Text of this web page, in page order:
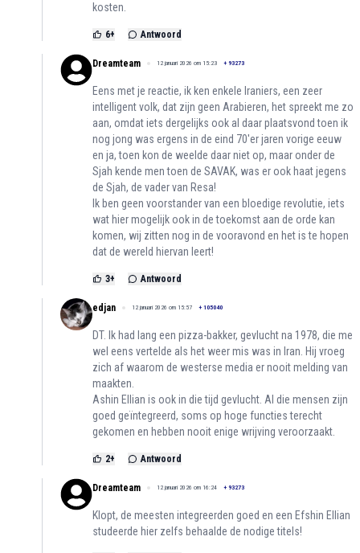
kosten.
6+ Antwoord
Dreamteam 12 januari 2026 om 15:23 + 93273
Eens met je reactie, ik ken enkele Iraniers, een zeer
intelligent volk, dat zijn geen Arabieren, het spreekt me zo
aan, omdat iets dergelijks ook al daar plaatsvond toen ik
nog jong was ergens in de eind 70'er jaren vorige eeuw
en ja, toen kon de weelde daar niet op, maar onder de
Sjah kende men toen de SAVAK, was er ook haat jegens
de Sjah, de vader van Resa!
Ik ben geen voorstander van een bloedige revolutie, iets
wat hier mogelijk ook in de toekomst aan de orde kan
komen, wij zitten nog in de vooravond en het is te hopen
dat de wereld hiervan leert!
3+ Antwoord
edjan 12 januari 2026 om 15:57 + 105040
DT. Ik had lang een pizza-bakker, gevlucht na 1978, die me
wel eens vertelde als het weer mis was in Iran. Hij vroeg
zich af waarom de westerse media er nooit melding van
maakten.
Ashin Ellian is ook in die tijd gevlucht. Al die mensen zijn
goed geïntegreerd, soms op hoge functies terecht
gekomen en hebben nooit enige wrijving veroorzaakt.
2+ Antwoord
Dreamteam 12 januari 2026 om 16:24 + 93273
Klopt, de meesten integreerden goed en een Efshin Ellian
studeerde hier zelfs behaalde de nodige titels!